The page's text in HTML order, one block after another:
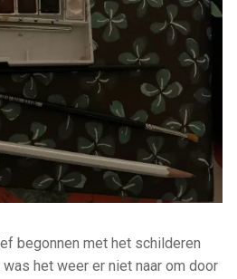
begonnen met het schilderen
het weer er niet naar om door